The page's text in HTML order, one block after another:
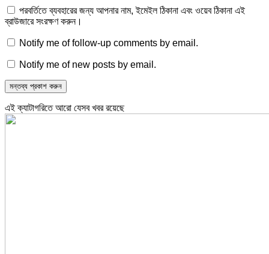
পরবর্তিতে ব্যবহারের জন্য আপনার নাম, ইমেইল ঠিকানা এবং ওয়েব ঠিকানা এই
ব্রাউজারে সংরক্ষণ করুন।
Notify me of follow-up comments by email.
Notify me of new posts by email.
এই ক্যাটাগরিতে আরো যেসব খবর রয়েছে